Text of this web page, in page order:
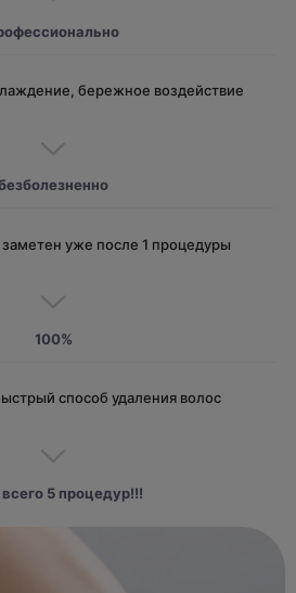
бережное воздействие
заметен уже после 1 процедуры
100%
способ удаления волос
5 процедур!!!